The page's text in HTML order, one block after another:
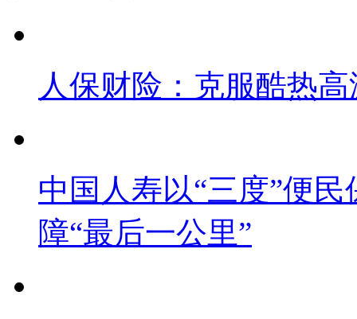
人保财险：克服酷热
中国人寿以“三度”便
障“最后一公里”